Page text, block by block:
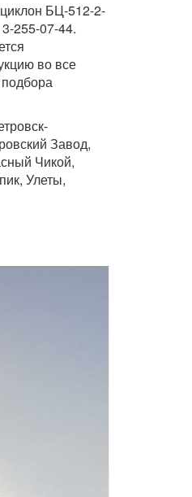
БЦ-512-2-
255-07-44.
во все
Завод,
Чикой,
Улеты,